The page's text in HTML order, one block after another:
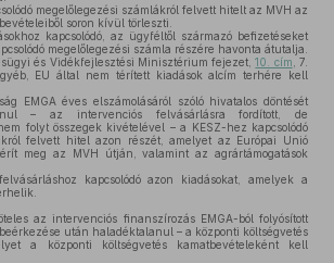
megelőlegezési számlákról felvett hitelt az MVH az
soron kívül törleszti.
kapcsolódó, az ügyféltől származó befizetéseket
megelőlegezési számla részére havonta átutalja.
és Vidékfejlesztési Minisztérium fejezet,10. cím , 7.
EU által nem térített kiadások alcím terhére kell
EMGA éves elszámolásáról szóló hivatalos döntését
– az intervenciós felvásárlásra fordított, de
folyt összegek kivételével – a KESZ-hez kapcsolódó
felvett hitel azon részét, amelyet az Európai Unió
meg az MVH útján, valamint az agrártámogatások
kapcsolódó azon kiadásokat, amelyek a
az intervenciós finanszírozás EMGA-ból folyósított
után haladéktalanul – a központi költségvetés
a központi költségvetés kamatbevételeként kell